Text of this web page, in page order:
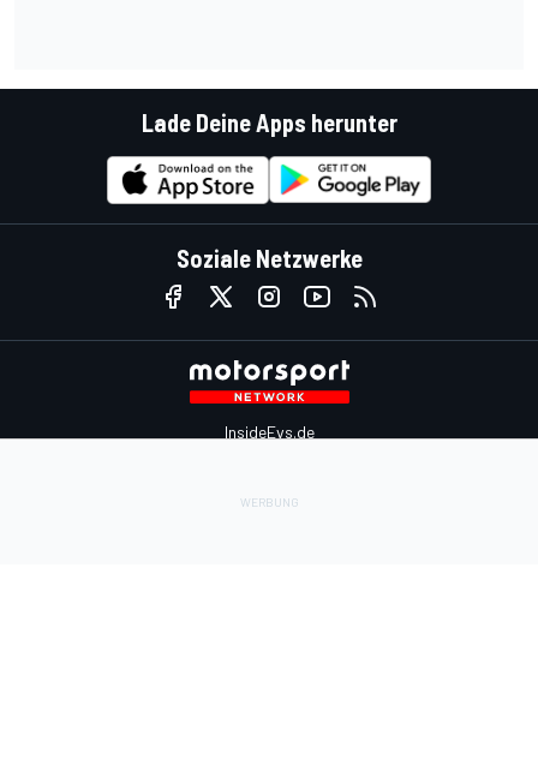
Lade Deine Apps herunter
Soziale Netzwerke
InsideEvs.de
Motorsportstats.com